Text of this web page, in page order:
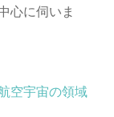
心に伺いま
空宇宙の領域